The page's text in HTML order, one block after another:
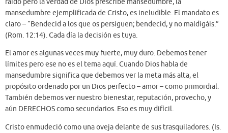
mansedumbre ejemplificada de Cristo, es ineludible. El mandato es
claro – “Bendecid a los que os persiguen; bendecid, y no maldigáis.”
(Rom. 12:14). Cada día la decisión es tuya.
El amor es algunas veces muy fuerte, muy duro. Debemos tener
límites pero ese no es el tema aquí. Cuando Dios habla de
mansedumbre significa que debemos ver la meta más alta, el
propósito ordenado por un Dios perfecto – amor – como primordial.
También debemos ver nuestro bienestar, reputación, provecho, y
aún DERECHOS como secundarios. Eso es muy difícil.
Cristo enmudeció como una oveja delante de sus trasquiladores. (Is.